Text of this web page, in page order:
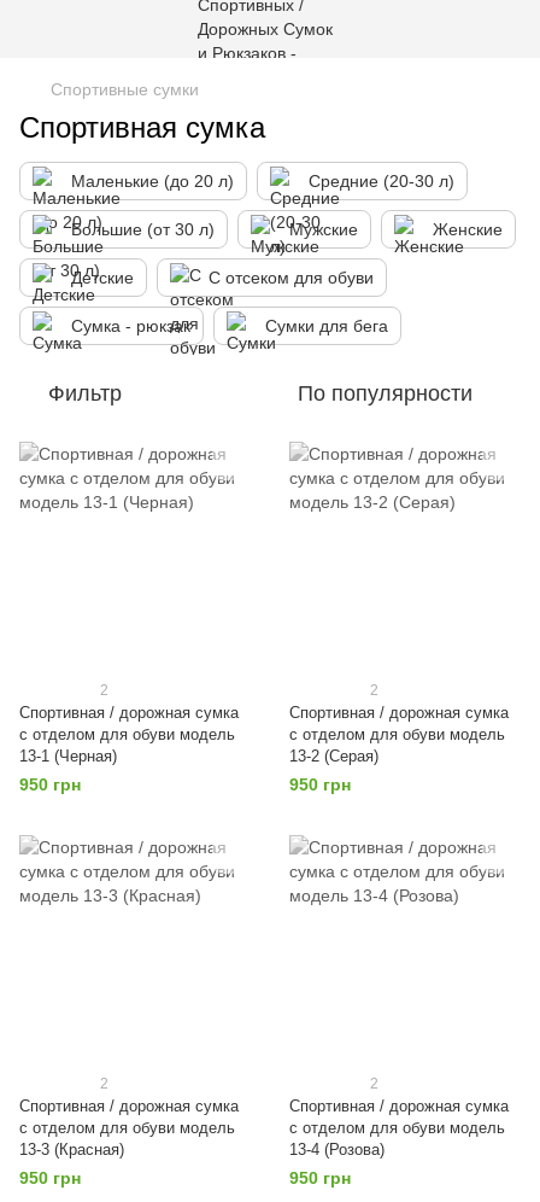
Спортивные сумки
Спортивная сумка
Маленькие (до 20 л) Средние (20-30 л)
Большие (от 30 л) Мужские Женские
Детские С отсеком для обуви
Сумка - рюкзак Сумки для бега
Фильтр По популярности
2
Спортивная / дорожная сумка
с отделом для обуви модель
13-1 (Черная)
950 грн
2
Спортивная / дорожная сумка
с отделом для обуви модель
13-2 (Серая)
950 грн
2
Спортивная / дорожная сумка
с отделом для обуви модель
13-3 (Красная)
950 грн
2
Спортивная / дорожная сумка
с отделом для обуви модель
13-4 (Розова)
950 грн